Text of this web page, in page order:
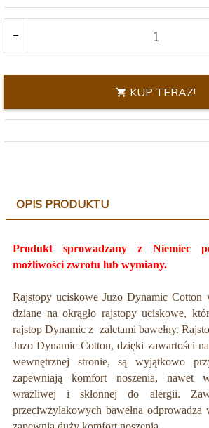
KUP TERAZ!
OPIS PRODUKTU
Produkt sprowadzany z Niemiec
możliwości zwrotu lub wymiany.
Rajstopy uciskowe Juzo Dynamic
dziane na okrągło rajstopy uciskowe,
rajstop Dynamic z zaletami bawełny.
Juzo Dynamic Cotton, dzięki zawartości
wewnętrznej stronie, są wyjątkowo
zapewniają komfort noszenia, nawet
wrażliwej i skłonnej do alergii.
przeciwżylakowych bawełna